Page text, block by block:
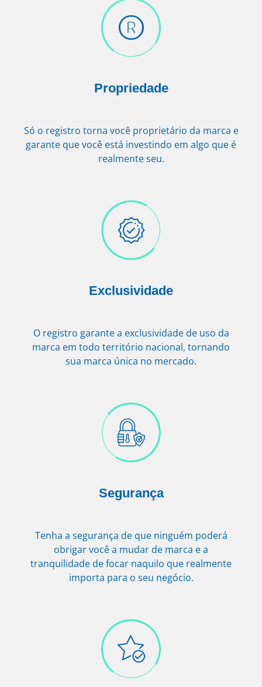
Propriedade
Só o registro torna você proprietário da marca e
garante que você está investindo em algo que é
realmente seu.
Exclusividade
O registro garante a exclusividade de uso da
marca em todo território nacional, tornando
sua marca única no mercado.
Segurança
Tenha a segurança de que ninguém poderá
obrigar você a mudar de marca e a
tranquilidade de focar naquilo que realmente
importa para o seu negócio.